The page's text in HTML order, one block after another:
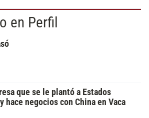
en Perfil
que se le plantó a Estados
hace negocios con China en Vaca